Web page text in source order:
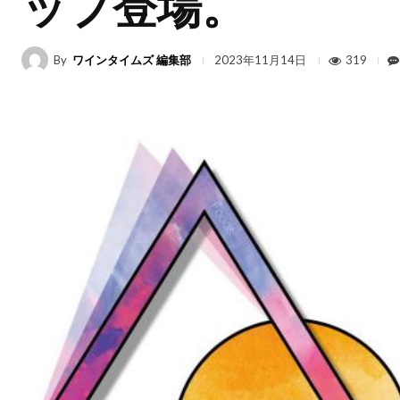
By ワインタイムズ 編集部 2023年11月14日 319